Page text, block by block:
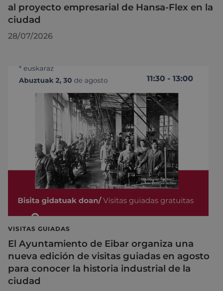
al proyecto empresarial de Hansa-Flex en la
ciudad
28/07/2026
VISITAS GUIADAS
El Ayuntamiento de Eibar organiza una
nueva edición de visitas guiadas en agosto
para conocer la historia industrial de la
ciudad